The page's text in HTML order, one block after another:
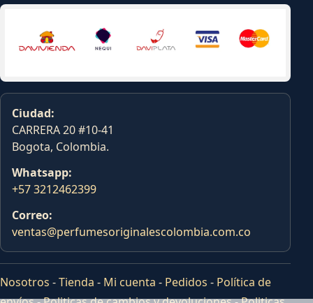
Ciudad:
CARRERA 20 #10-41
Bogota, Colombia.
Whatsapp:
+57 3212462399
Correo:
ventas@perfumesoriginalescolombia.com.co
Nosotros -Tienda - Mi cuenta - Pedidos - Política de